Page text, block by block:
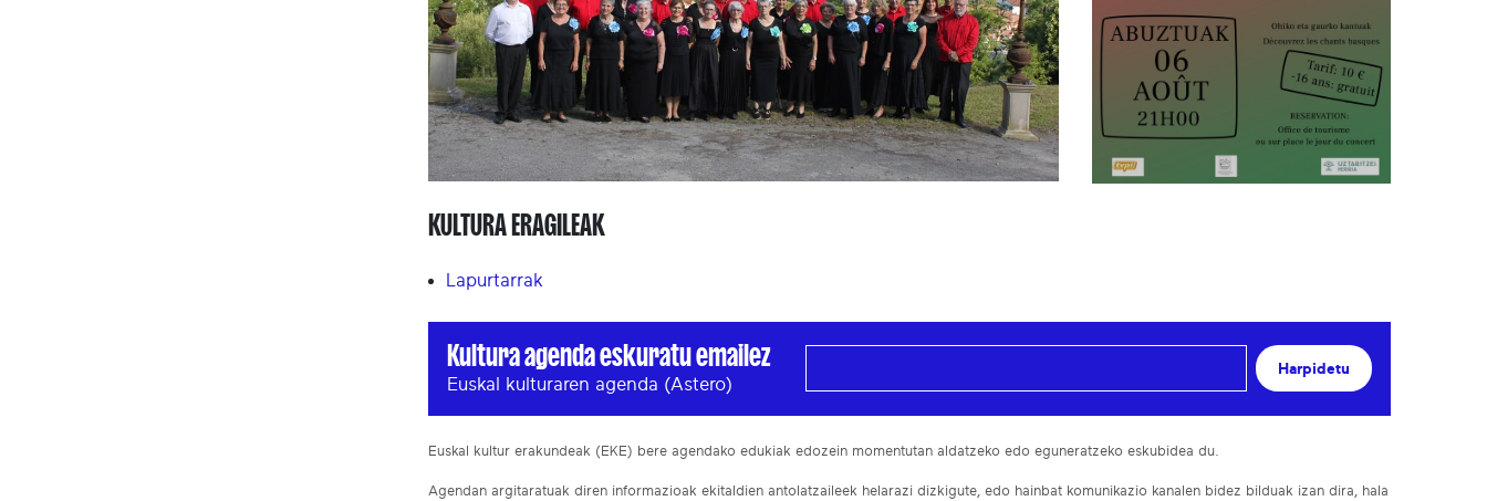
KULTURA ERAGILEAK
Lapurtarrak
Kultura agenda eskuratu emailez
Euskal kulturaren agenda (Astero)
Harpidetu
Euskal kultur erakundeak (EKE) bere agendako edukiak edozein momentutan aldatzeko edo eguneratzeko eskubidea du.
Agendan argitaratuak diren informazioak ekitaldien antolatzaileek helarazi dizkigute, edo hainbat komunikazio kanalen bidez bilduak izan dira, hala